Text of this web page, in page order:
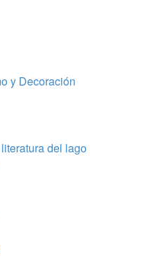
y Decoración
del lago